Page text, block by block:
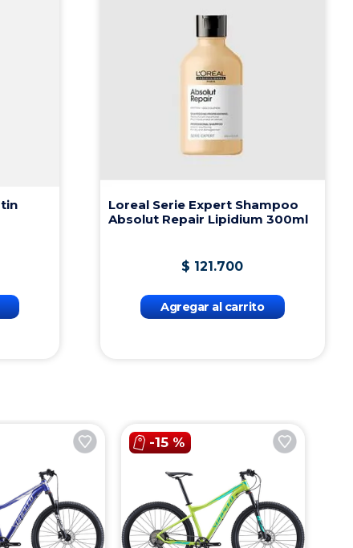
Loreal Serie Expert Shampoo
Absolut Repair Lipidium 300ml
$ 121.700
Agregar al carrito
-15 %